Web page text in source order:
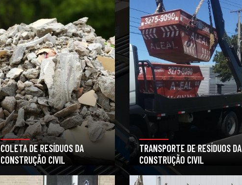
COLETA DE RESÍDUOS DA
CONSTRUÇÃO CIVIL
TRANSPORTE DE RESÍDUOS DA
CONSTRUÇÃO CIVIL